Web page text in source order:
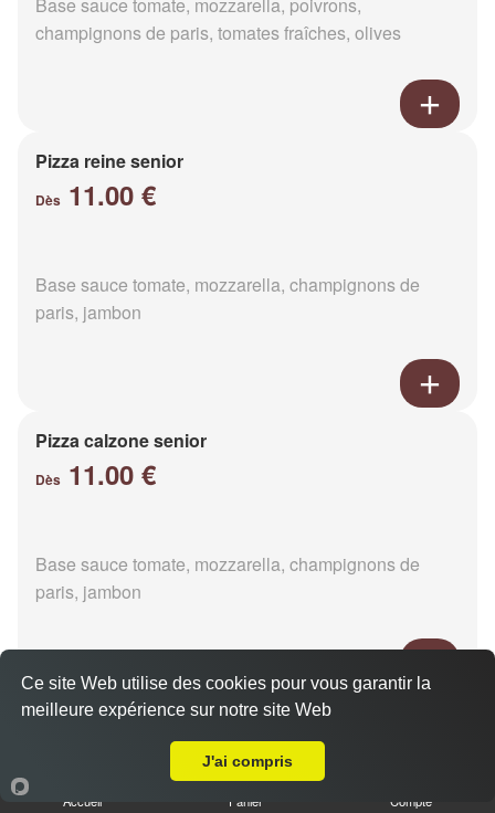
Base sauce tomate, mozzarella, poivrons,
champignons de paris, tomates fraîches, olives
Pizza reine senior
Dès 11.00 €
Base sauce tomate, mozzarella, champignons de
paris, jambon
Pizza calzone senior
Dès 11.00 €
Base sauce tomate, mozzarella, champignons de
paris, jambon
Pizza 4 fromages senior
Accueil Panier Compte
Ce site Web utilise des cookies pour vous garantir la
meilleure expérience sur notre site Web
J'ai compris